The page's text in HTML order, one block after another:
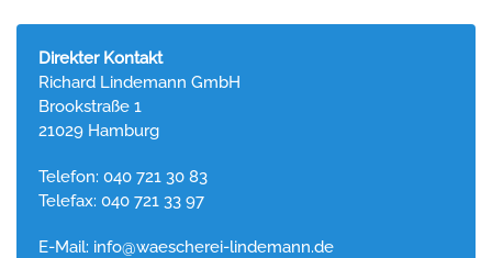
Direkter Kontakt
Richard Lindemann GmbH
Brookstraße 1
21029 Hamburg
Telefon: 040 721 30 83
Telefax: 040 721 33 97
E-Mail: info@waescherei-lindemann.de